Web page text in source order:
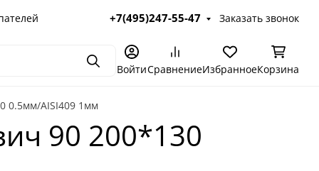
+7(495)247-55-47 Заказать звонок
ПоискВойтиСравнениеИзбранноеКорзина
0.5мм/AISI409 1мм
90 200*130